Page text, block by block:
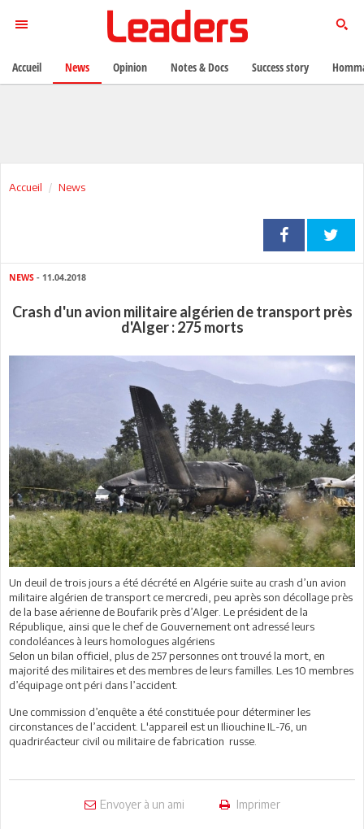
Accueil News
NEWS - 11.04.2018
Crash d'un avion militaire algérien de transport près
d'Alger : 275 morts
Un deuil de trois jours a été décrété en Algérie suite au crash d’un avion
militaire algérien de transport ce mercredi, peu après son décollage près
de la base aérienne de Boufarik près d’Alger. Le président de la
République, ainsi que le chef de Gouvernement ont adressé leurs
condoléances à leurs homologues algériens
Selon un bilan officiel, plus de 257 personnes ont trouvé la mort, en
majorité des militaires et des membres de leurs familles. Les 10 membres
d’équipage ont péri dans l’accident.
Une commission d’enquête a été constituée pour déterminer les
circonstances de l’accident. L'appareil est un Iliouchine IL-76, un
quadriréacteur civil ou militaire de fabrication russe.
Envoyer à un ami Imprimer
Accueil News Opinion Notes & Docs Success story